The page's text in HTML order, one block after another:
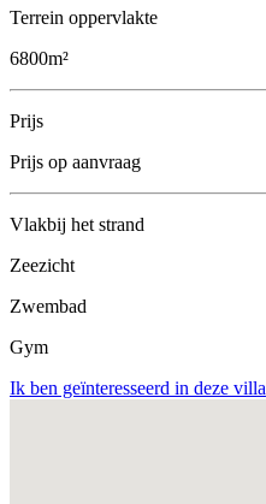
Terrein oppervlakte
6800m²
Prijs
Prijs op aanvraag
Vlakbij het strand
Zeezicht
Zwembad
Gym
Ik ben geïnteresseerd in deze villa